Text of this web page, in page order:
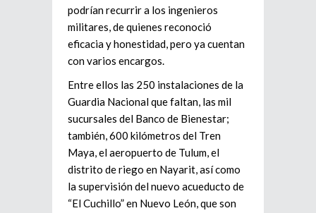
podrían recurrir a los ingenieros
militares, de quienes reconoció
eficacia y honestidad, pero ya cuentan
con varios encargos.
Entre ellos las 250 instalaciones de la
Guardia Nacional que faltan, las mil
sucursales del Banco de Bienestar;
también, 600 kilómetros del Tren
Maya, el aeropuerto de Tulum, el
distrito de riego en Nayarit, así como
la supervisión del nuevo acueducto de
“El Cuchillo” en Nuevo León, que son